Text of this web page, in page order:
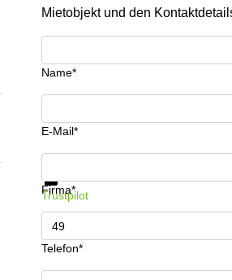
Mietobjekt und den
Name*
E-Mail*
Firma*
Telefon*
Informationen und Preise erhalten
Trustpilot